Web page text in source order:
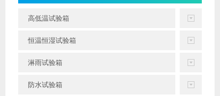
高低温试验箱
恒温恒湿试验箱
淋雨试验箱
防水试验箱